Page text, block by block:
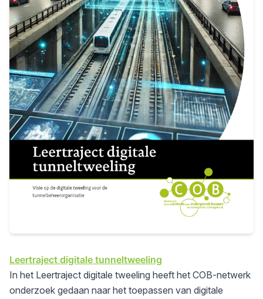
Leertraject digitale tunneltweeling
In het Leertraject digitale tweeling heeft het COB-netwerk
onderzoek gedaan naar het toepassen van digitale